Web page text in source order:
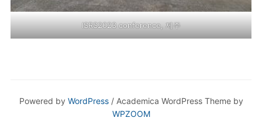
ISRS2023 conference, 제주
Powered by WordPress/ Academica WordPress Theme by
WPZOOM